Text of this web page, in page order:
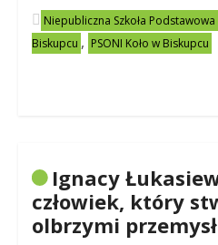
Niepubliczna Szkoła
Biskupcu , PSONI Koło w Biskupcu
Ignacy
człowiek, który
olbrzymi